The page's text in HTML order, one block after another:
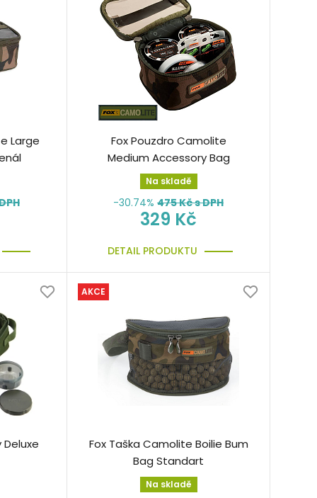
Large
Fox Pouzdro Camolite
Medium Accessory Bag
Na skladě
-30.74% 475Kč s DPH
329 Kč
DETAIL PRODUKTU
Deluxe
AKCE
Fox Taška Camolite Boilie Bum
Bag Standart
Na skladě